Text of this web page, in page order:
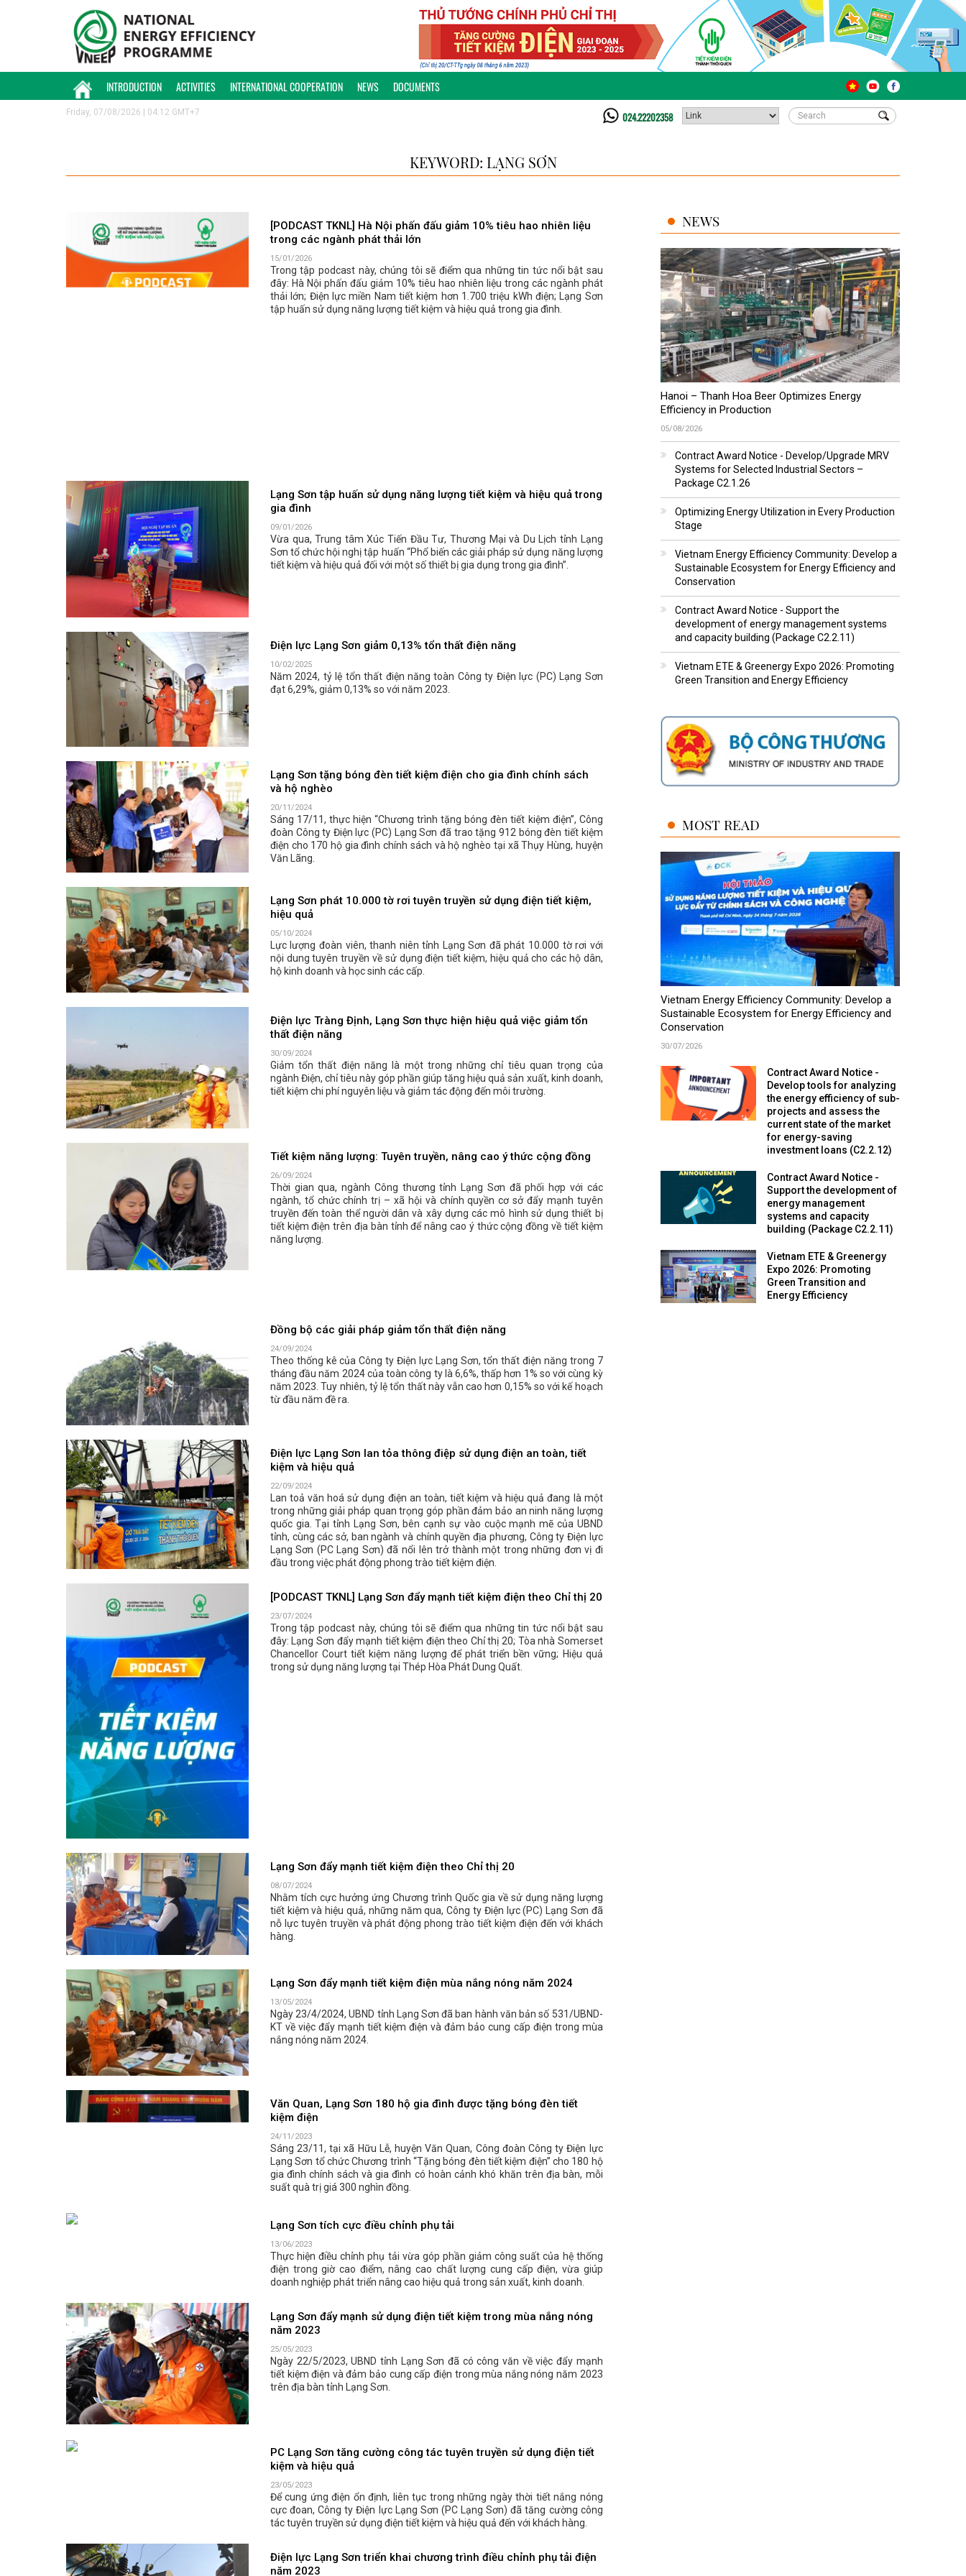
INTRODUCTION ACTIVITIES INTERNATIONAL COOPERATION NEWS DOCUMENTS
Friday, 07/08/2026 | 04:12 GMT+7 024.22202358
KEYWORD: LẠNG SƠN
[PODCAST TKNL] Hà Nội phấn đấu giảm 10% tiêu hao nhiên liệu
trong các ngành phát thải lớn
15/01/2026
Trong tập podcast này, chúng tôi sẽ điểm qua những tin tức nổi bật sau
đây: Hà Nội phấn đấu giảm 10% tiêu hao nhiên liệu trong các ngành phát
thải lớn; Điện lực miền Nam tiết kiệm hơn 1.700 triệu kWh điện; Lạng Sơn
tập huấn sử dụng năng lượng tiết kiệm và hiệu quả trong gia đình.
Lạng Sơn tập huấn sử dụng năng lượng tiết kiệm và hiệu quả trong
gia đình
09/01/2026
Vừa qua, Trung tâm Xúc Tiến Đầu Tư, Thương Mại và Du Lịch tỉnh Lạng
Sơn tổ chức hội nghị tập huấn “Phổ biến các giải pháp sử dụng năng lượng
tiết kiệm và hiệu quả đối với một số thiết bị gia dụng trong gia đình”.
Điện lực Lạng Sơn giảm 0,13% tổn thất điện năng
10/02/2025
Năm 2024, tỷ lệ tổn thất điện năng toàn Công ty Điện lực (PC) Lạng Sơn
đạt 6,29%, giảm 0,13% so với năm 2023.
Lạng Sơn tặng bóng đèn tiết kiệm điện cho gia đình chính sách
và hộ nghèo
20/11/2024
Sáng 17/11, thực hiện “Chương trình tặng bóng đèn tiết kiệm điện”, Công
đoàn Công ty Điện lực (PC) Lạng Sơn đã trao tặng 912 bóng đèn tiết kiệm
điện cho 170 hộ gia đình chính sách và hộ nghèo tại xã Thụy Hùng, huyện
Văn Lãng.
Lạng Sơn phát 10.000 tờ rơi tuyên truyền sử dụng điện tiết kiệm,
hiệu quả
05/10/2024
Lực lượng đoàn viên, thanh niên tỉnh Lạng Sơn đã phát 10.000 tờ rơi với
nội dung tuyên truyền về sử dụng điện tiết kiệm, hiệu quả cho các hộ dân,
hộ kinh doanh và học sinh các cấp.
Điện lực Tràng Định, Lạng Sơn thực hiện hiệu quả việc giảm tổn
thất điện năng
30/09/2024
Giảm tổn thất điện năng là một trong những chỉ tiêu quan trọng của
ngành Điện, chỉ tiêu này góp phần giúp tăng hiệu quả sản xuất, kinh doanh,
tiết kiệm chi phí nguyên liệu và giảm tác động đến môi trường.
Tiết kiệm năng lượng: Tuyên truyền, nâng cao ý thức cộng đồng
26/09/2024
Thời gian qua, ngành Công thương tỉnh Lạng Sơn đã phối hợp với các
ngành, tổ chức chính trị – xã hội và chính quyền cơ sở đẩy mạnh tuyên
truyền đến toàn thể người dân và xây dựng các mô hình sử dụng thiết bị
tiết kiệm điện trên địa bàn tỉnh để nâng cao ý thức cộng đồng về tiết kiệm
năng lượng.
Đồng bộ các giải pháp giảm tổn thất điện năng
24/09/2024
Theo thống kê của Công ty Điện lực Lạng Sơn, tổn thất điện năng trong 7
tháng đầu năm 2024 của toàn công ty là 6,6%, thấp hơn 1% so với cùng kỳ
năm 2023. Tuy nhiên, tỷ lệ tổn thất này vẫn cao hơn 0,15% so với kế hoạch
từ đầu năm đề ra.
Điện lực Lạng Sơn lan tỏa thông điệp sử dụng điện an toàn, tiết
kiệm và hiệu quả
22/09/2024
Lan toả văn hoá sử dụng điện an toàn, tiết kiệm và hiệu quả đang là một
trong những giải pháp quan trọng góp phần đảm bảo an ninh năng lượng
quốc gia. Tại tỉnh Lạng Sơn, bên cạnh sự vào cuộc mạnh mẽ của UBND
tỉnh, cùng các sở, ban ngành và chính quyền địa phương, Công ty Điện lực
Lạng Sơn (PC Lạng Sơn) đã nổi lên trở thành một trong những đơn vị đi
đầu trong việc phát động phong trào tiết kiệm điện.
[PODCAST TKNL] Lạng Sơn đẩy mạnh tiết kiệm điện theo Chỉ thị 20
23/07/2024
Trong tập podcast này, chúng tôi sẽ điểm qua những tin tức nổi bật sau
đây: Lạng Sơn đẩy mạnh tiết kiệm điện theo Chỉ thị 20; Tòa nhà Somerset
Chancellor Court tiết kiệm năng lượng để phát triển bền vững; Hiệu quả
trong sử dụng năng lượng tại Thép Hòa Phát Dung Quất.
Lạng Sơn đẩy mạnh tiết kiệm điện theo Chỉ thị 20
08/07/2024
Nhằm tích cực hưởng ứng Chương trình Quốc gia về sử dụng năng lượng
tiết kiệm và hiệu quả, những năm qua, Công ty Điện lực (PC) Lạng Sơn đã
nỗ lực tuyên truyền và phát động phong trào tiết kiệm điện đến với khách
hàng.
Lạng Sơn đẩy mạnh tiết kiệm điện mùa nắng nóng năm 2024
13/05/2024
Ngày 23/4/2024, UBND tỉnh Lạng Sơn đã ban hành văn bản số 531/UBND-
KT về việc đẩy mạnh tiết kiệm điện và đảm bảo cung cấp điện trong mùa
nắng nóng năm 2024.
Văn Quan, Lạng Sơn 180 hộ gia đình được tặng bóng đèn tiết
kiệm điện
24/11/2023
Sáng 23/11, tại xã Hữu Lễ, huyện Văn Quan, Công đoàn Công ty Điện lực
Lạng Sơn tổ chức Chương trình “Tặng bóng đèn tiết kiệm điện” cho 180 hộ
gia đình chính sách và gia đình có hoàn cảnh khó khăn trên địa bàn, mỗi
suất quà trị giá 300 nghìn đồng.
Lạng Sơn tích cực điều chỉnh phụ tải
13/06/2023
Thực hiện điều chỉnh phụ tải vừa góp phần giảm công suất của hệ thống
điện trong giờ cao điểm, nâng cao chất lượng cung cấp điện, vừa giúp
doanh nghiệp phát triển nâng cao hiệu quả trong sản xuất, kinh doanh.
Lạng Sơn đẩy mạnh sử dụng điện tiết kiệm trong mùa nắng nóng
năm 2023
25/05/2023
Ngày 22/5/2023, UBND tỉnh Lạng Sơn đã có công văn về việc đẩy mạnh
tiết kiệm điện và đảm bảo cung cấp điện trong mùa nắng nóng năm 2023
trên địa bàn tỉnh Lạng Sơn.
PC Lạng Sơn tăng cường công tác tuyên truyền sử dụng điện tiết
kiệm và hiệu quả
23/05/2023
Để cung ứng điện ổn định, liên tục trong những ngày thời tiết nắng nóng
cực đoan, Công ty Điện lực Lạng Sơn (PC Lạng Sơn) đã tăng cường công
tác tuyên truyền sử dụng điện tiết kiệm và hiệu quả đến với khách hàng.
Điện lực Lạng Sơn triển khai chương trình điều chỉnh phụ tải điện
năm 2023
NEWS
Hanoi – Thanh Hoa Beer Optimizes Energy
Efficiency in Production
05/08/2026
Contract Award Notice - Develop/Upgrade MRV
Systems for Selected Industrial Sectors –
Package C2.1.26
Optimizing Energy Utilization in Every Production
Stage
Vietnam Energy Efficiency Community: Develop a
Sustainable Ecosystem for Energy Efficiency and
Conservation
Contract Award Notice - Support the
development of energy management systems
and capacity building (Package C2.2.11)
Vietnam ETE & Greenergy Expo 2026: Promoting
Green Transition and Energy Efficiency
MOST READ
Vietnam Energy Efficiency Community: Develop a
Sustainable Ecosystem for Energy Efficiency and
Conservation
30/07/2026
Contract Award Notice -
Develop tools for analyzing
the energy efficiency of sub-
projects and assess the
current state of the market
for energy-saving
investment loans (C2.2.12)
Contract Award Notice -
Support the development of
energy management
systems and capacity
building (Package C2.2.11)
Vietnam ETE & Greenergy
Expo 2026: Promoting
Green Transition and
Energy Efficiency